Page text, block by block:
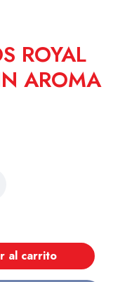
ROYAL
AROMA
al carrito